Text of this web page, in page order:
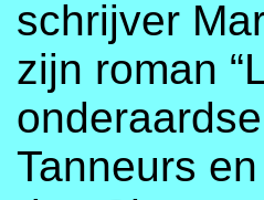
schrijver
zijn roman
Tanneurs